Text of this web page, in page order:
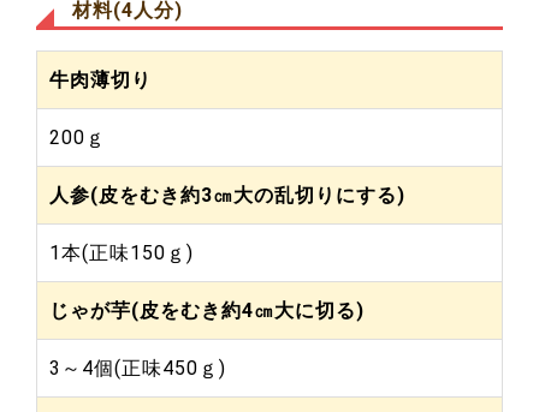
材料(4人分)
牛肉薄切り
200ｇ
人参(皮をむき約3㎝大の乱切りにする)
1本(正味150ｇ)
じゃが芋(皮をむき約4㎝大に切る)
3～4個(正味450ｇ)